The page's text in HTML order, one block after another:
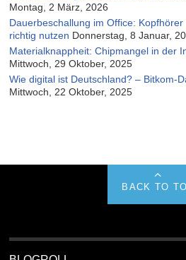
Montag, 2 März, 2026
Dauerbeschallung im Office:
richtig nutzen Donnerstag, 8 Januar,
Materialknappheit: Chipmangel in der
Mittwoch, 29 Oktober, 2025
Wie digital ist Deutschland? – Bitkom-
Mittwoch, 22 Oktober, 2025
BACK TO